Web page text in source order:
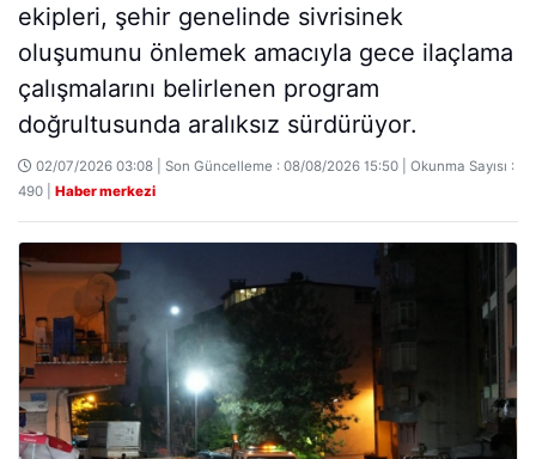
ekipleri, şehir genelinde sivrisinek
oluşumunu önlemek amacıyla gece ilaçlama
çalışmalarını belirlenen program
doğrultusunda aralıksız sürdürüyor.
02/07/2026 03:08 | Son Güncelleme : 08/08/2026 15:50 | Okunma Sayısı :
490 | Haber merkezi